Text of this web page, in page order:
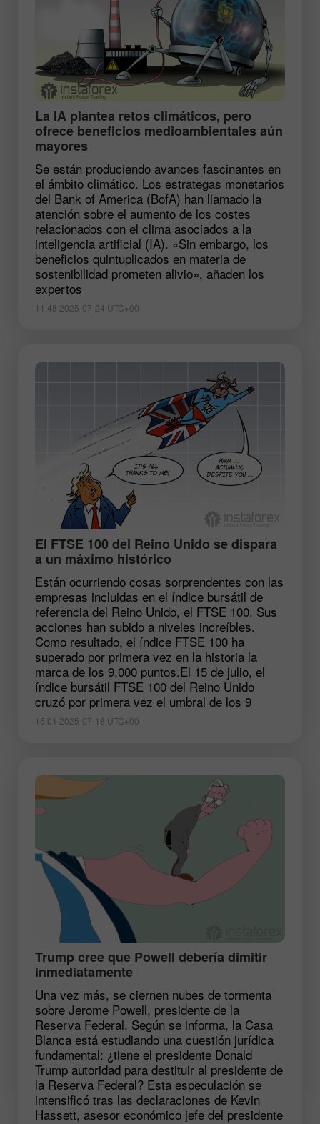
La IA plantea retos climáticos, pero
ofrece beneficios medioambientales aún
mayores
Se están produciendo avances fascinantes en
el ámbito climático. Los estrategas monetarios
del Bank of America (BofA) han llamado la
atención sobre el aumento de los costes
relacionados con el clima asociados a la
inteligencia artificial (IA). «Sin embargo, los
beneficios quintuplicados en materia de
sostenibilidad prometen alivio», añaden los
expertos
11:48 2025-07-24 UTC+00
​El FTSE 100 del Reino Unido se dispara
a un máximo histórico
Están ocurriendo cosas sorprendentes con las
empresas incluidas en el índice bursátil de
referencia del Reino Unido, el FTSE 100. Sus
acciones han subido a niveles increíbles.
Como resultado, el índice FTSE 100 ha
superado por primera vez en la historia la
marca de los 9.000 puntos.El 15 de julio, el
índice bursátil FTSE 100 del Reino Unido
cruzó por primera vez el umbral de los 9
15:01 2025-07-18 UTC+00
​Trump cree que Powell debería dimitir
inmediatamente
Una vez más, se ciernen nubes de tormenta
sobre Jerome Powell, presidente de la
Reserva Federal. Según se informa, la Casa
Blanca está estudiando una cuestión jurídica
fundamental: ¿tiene el presidente Donald
Trump autoridad para destituir al presidente de
la Reserva Federal? Esta especulación se
intensificó tras las declaraciones de Kevin
Hassett, asesor económico jefe del presidente